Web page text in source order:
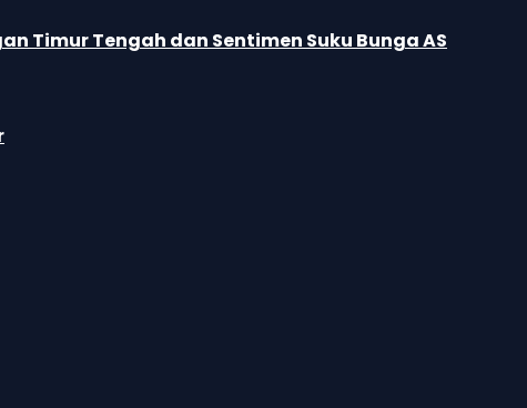
Timur Tengah dan Sentimen Suku Bunga AS